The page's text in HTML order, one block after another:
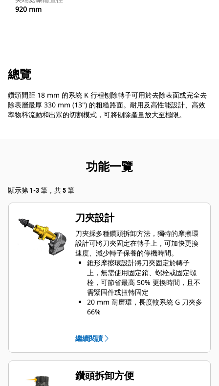
920 mm
總覽
鑽頭間距 18 mm 的系統 K 行程刨除轉子可用於去除表面或完全去
除表層最厚 330 mm (13") 的粗糙路面。耐用及高性能設計、高效
率物料流動和出眾的切割模式，可將刨除產量放大至極限。
功能一覽
顯示第 1-3 筆，共 5 筆
刀夾設計
刀夾採多種鑽頭拆卸方法，獨特的摩擦環
設計可將刀夾固定在轉子上，可加快更換
速度、減少轉子保養的停機時間。
錐形摩擦環設計將刀夾固定於轉子
上，無需使用固定銷、螺栓或固定螺
栓，可節省最高 50% 更換時間，且不
需緊固件或扭轉固定
20 mm 耐磨環，長度較系統 G 刀夾多
66%
水可以從刀夾的輻射開孔滲入，幫助
刀齒旋轉以使鑽頭磨耗平均
根據不同應用，刀夾可搭配 20 mm、
22 mm 或 25 mm 連桿的鑽頭
繼續閱讀
鑽頭拆卸方便